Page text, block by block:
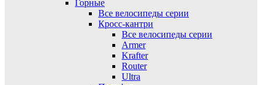
Горные
Все велосипеды серии
Кросс-кантри
Все велосипеды серии
Armer
Krafter
Router
Ultra